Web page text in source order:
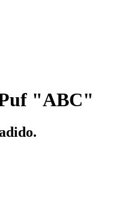
"ABC"